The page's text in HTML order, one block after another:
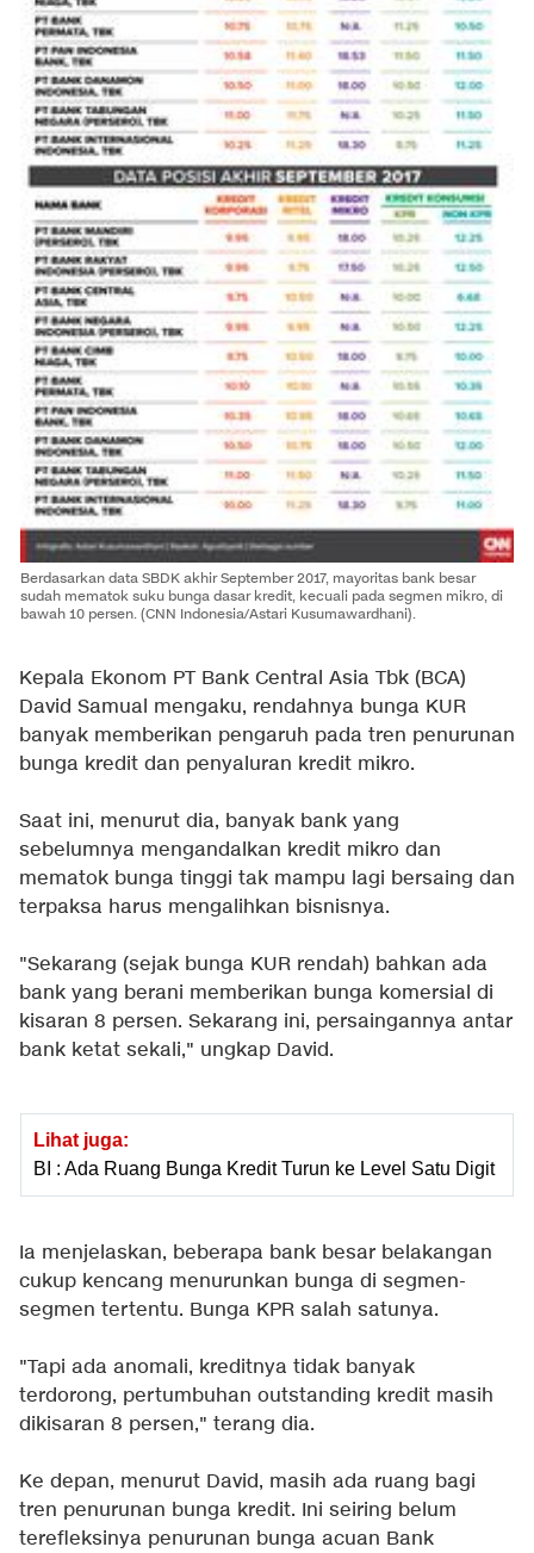
Berdasarkan data SBDK akhir September 2017, mayoritas bank besar
sudah mematok suku bunga dasar kredit, kecuali pada segmen mikro, di
bawah 10 persen. (CNN Indonesia/Astari Kusumawardhani).
Kepala Ekonom PT Bank Central Asia Tbk (BCA)
David Samual mengaku, rendahnya bunga KUR
banyak memberikan pengaruh pada tren penurunan
bunga kredit dan penyaluran kredit mikro.
Saat ini, menurut dia, banyak bank yang
sebelumnya mengandalkan kredit mikro dan
mematok bunga tinggi tak mampu lagi bersaing dan
terpaksa harus mengalihkan bisnisnya.
"Sekarang (sejak bunga KUR rendah) bahkan ada
bank yang berani memberikan bunga komersial di
kisaran 8 persen. Sekarang ini, persaingannya antar
bank ketat sekali," ungkap David.
Lihat juga:
BI : Ada Ruang Bunga Kredit Turun ke Level Satu Digit
Ia menjelaskan, beberapa bank besar belakangan
cukup kencang menurunkan bunga di segmen-
segmen tertentu. Bunga KPR salah satunya.
"Tapi ada anomali, kreditnya tidak banyak
terdorong, pertumbuhan outstanding kredit masih
dikisaran 8 persen," terang dia.
Ke depan, menurut David, masih ada ruang bagi
tren penurunan bunga kredit. Ini seiring belum
terefleksinya penurunan bunga acuan Bank